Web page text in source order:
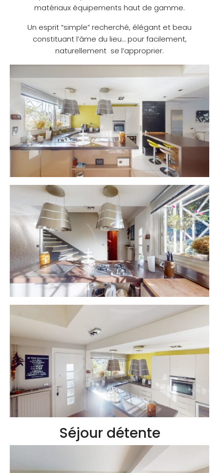
matériaux équipements haut de gamme.
Un esprit “simple” recherché, élégant et beau
constituant l’âme du lieu… pour facilement,
naturellement se l’approprier.
Séjour détente